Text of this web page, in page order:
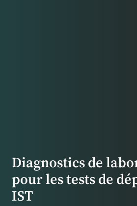
Diagnostics de
pour les tests de
IST